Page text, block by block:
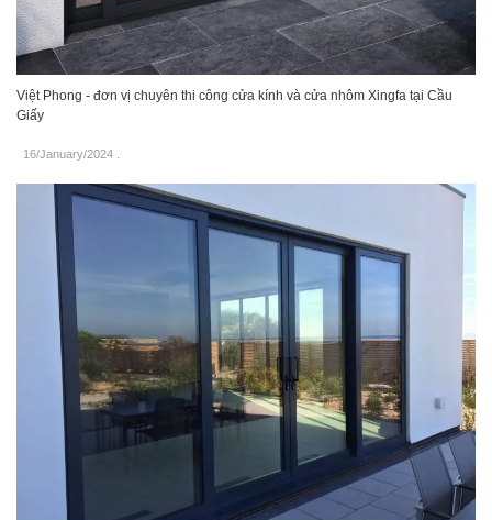
Việt Phong - đơn vị chuyên thi công cửa kính và cửa nhôm Xingfa tại Cầu
Giấy
16/January/2024